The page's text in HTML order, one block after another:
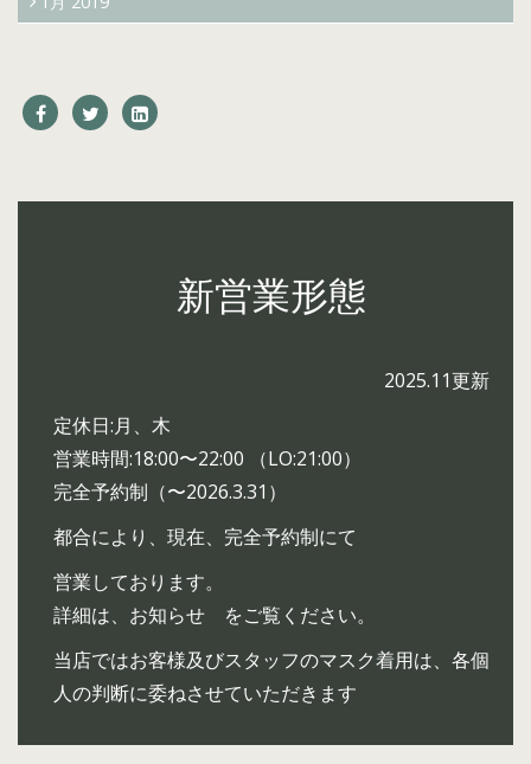
新営業形態
2025.11更新
定休日:月、木
営業時間:18:00〜22:00 （LO:21:00）
完全予約制（〜2026.3.31）
都合により、現在、完全予約制にて
営業しております。
詳細は、お知らせ をご覧ください。
当店ではお客様及びスタッフのマスク着用は、各個
人の判断に委ねさせていただきます